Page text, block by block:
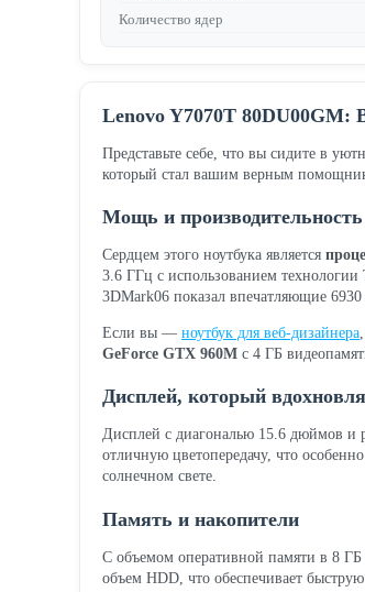
Количество ядер
Lenovo Y7070T 80DU00GM:
Представьте себе, что вы сидите в
который стал вашим верным
Мощь и производительность
Сердцем этого ноутбука является
3.6 ГГц с использованием
3DMark06 показал впечатляющие
Если вы — ноутбук для веб-дизайнера
GeForce GTX 960M с 4 ГБ
Дисплей, который
Дисплей с диагональю 15.6 дюймов и
отличную цветопередачу, что
солнечном свете.
Память и накопители
С объемом оперативной памяти в 8 ГБ
объем HDD, что обеспечивает